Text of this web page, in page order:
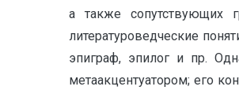
а также сопутствующих
литературоведческие
эпиграф, эпилог и пр.
метаакцентуатором; его